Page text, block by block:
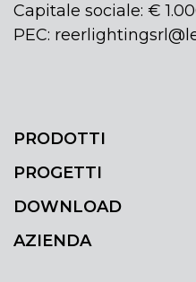
Capitale sociale: €
PEC:
PRODOTTI
PROGETTI
DOWNLOAD
AZIENDA